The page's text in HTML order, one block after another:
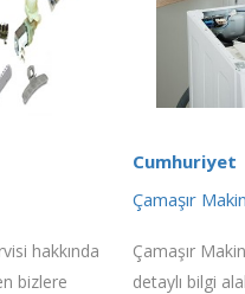
hakkında
bizlere
Cumhuriyet
Çamaşır
Çamaşır
detaylı bilgi